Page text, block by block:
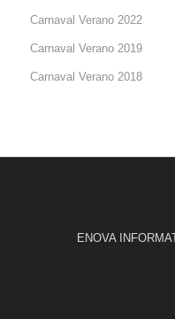
Carnaval Verano 2022
Carnaval Verano 2019
Carnaval Verano 2018
ENOVA